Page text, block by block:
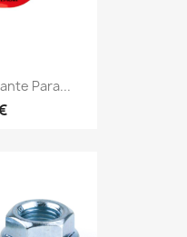
Para...